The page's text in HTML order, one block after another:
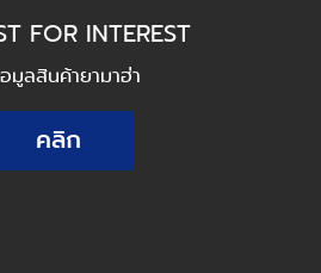
FOR INTEREST
มูลสินค้ายามาฮ่า
คลิก